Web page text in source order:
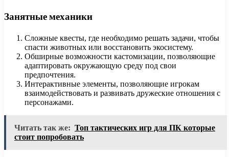
Занятные механики
Сложные квесты, где необходимо решать задачи, чтобы
спасти животных или восстановить экосистему.
Обширные возможности кастомизации, позволяющие
адаптировать окружающую среду под свои
предпочтения.
Интерактивные элементы, позволяющие игрокам
взаимодействовать и развивать дружеские отношения с
персонажами.
Читать так же: Топ тактических игр для ПК которые
стоит попробовать